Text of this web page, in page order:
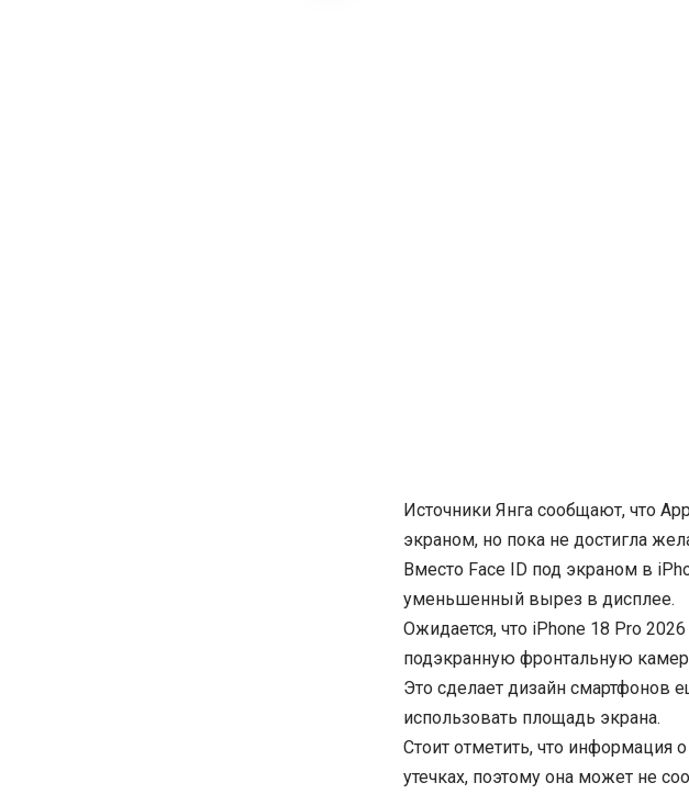
Источники Янга сообщают, что
экраном, но пока не достигла
Вместо Face ID под экраном в
уменьшенный вырез в дисплее.
Ожидается, что iPhone 18 Pro
подэкранную фронтальную
Это сделает дизайн смартфонов
использовать площадь экрана.
Стоит отметить, что информация
утечках, поэтому она может не